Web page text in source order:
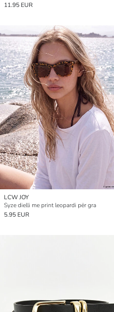
11.95 EUR
LCW JOY
Syze dielli me print leopardi për gra
5.95 EUR